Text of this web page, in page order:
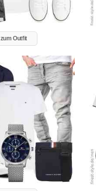
zum Outfit